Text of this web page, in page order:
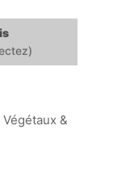
Végétaux &